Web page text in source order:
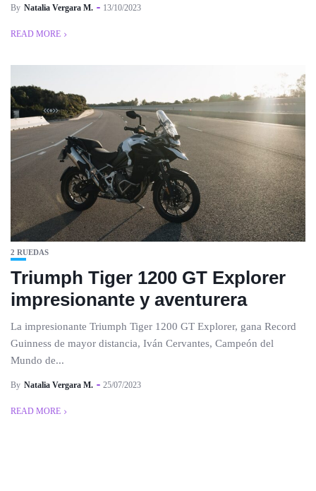
By Natalia Vergara M. 13/10/2023
READ MORE
2 RUEDAS
Triumph Tiger 1200 GT Explorer
impresionante y aventurera
La impresionante Triumph Tiger 1200 GT Explorer, gana Record
Guinness de mayor distancia, Iván Cervantes, Campeón del
Mundo de...
By Natalia Vergara M. 25/07/2023
READ MORE